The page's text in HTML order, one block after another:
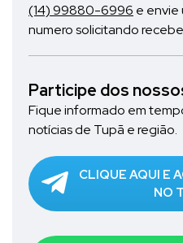
(14) 99880-6996 e envie
numero solicitando
Participe dos
Fique informado em
notícias de Tupã e região.
CLIQUE AQUI E
NO